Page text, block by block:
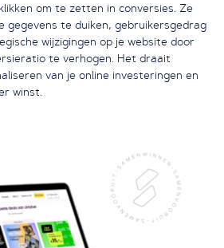
groeien met SEO
om te zetten in conversies. Ze
gegevens te duiken, gebruikersgedrag
wijzigingen op je website door
te verhogen. Het draait
van je online investeringen en
winst.